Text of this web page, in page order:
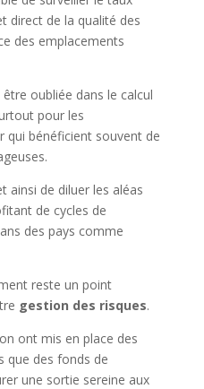
direct de la qualité des
des emplacements
oubliée dans le calcul
pour les
qui bénéficient souvent de
ainsi de diluer les aléas
de cycles de
des pays comme
reste un point
gestion des risques.
ont mis en place des
que des fonds de
une sortie sereine aux